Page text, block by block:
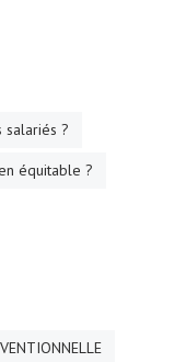
salariés ?
équitable ?